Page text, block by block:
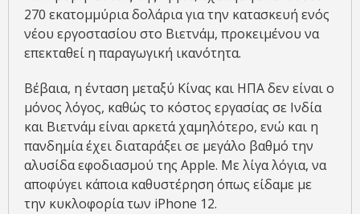
270 εκατομμύρια δολάρια για την κατασκευή ενός
νέου εργοστασίου στο Βιετνάμ, προκειμένου να
επεκταθεί η παραγωγική ικανότητα.
Βέβαια, η ένταση μεταξύ Κίνας και ΗΠΑ δεν είναι ο
μόνος λόγος, καθώς το κόστος εργασίας σε Ινδία
και Βιετνάμ είναι αρκετά χαμηλότερο, ενώ και η
πανδημία έχει διαταράξει σε μεγάλο βαθμό την
αλυσίδα εφοδιασμού της Apple. Με λίγα λόγια, να
αποφύγει κάποια καθυστέρηση όπως είδαμε με
την κυκλοφορία των iPhone 12.